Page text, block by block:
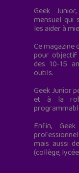
Geek
mensuel qui
les aider à
Ce magazine
pour
des 10-15
outils.
Geek Junior
et à la
Enfin,
mais aussi
(collège,